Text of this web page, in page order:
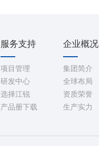
服务支持
项目管理
研发中心
选择江锐
产品册下载
企业概况
集团简介
全球布局
资质荣誉
生产实力